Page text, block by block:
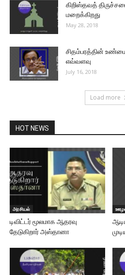
கிறிஸ்தவத்
மறைக்கிறது
May 28, 2018
சிதம்பரத்தின்
எவ்வளவு
July 16, 2018
Load more
HOT NEWS
அரசியல்
டிவிட்டர் மூலமாக ஆதரவு
தேடுகிறார் அஸ்தானா